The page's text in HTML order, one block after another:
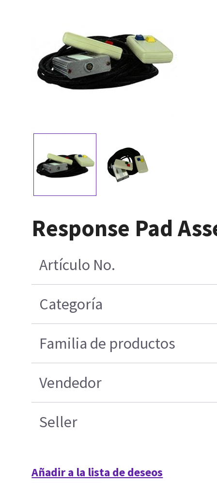
Response Pad
Artículo No.
Categoría
Familia de productos
Vendedor
Seller
Añadir a la lista de deseos